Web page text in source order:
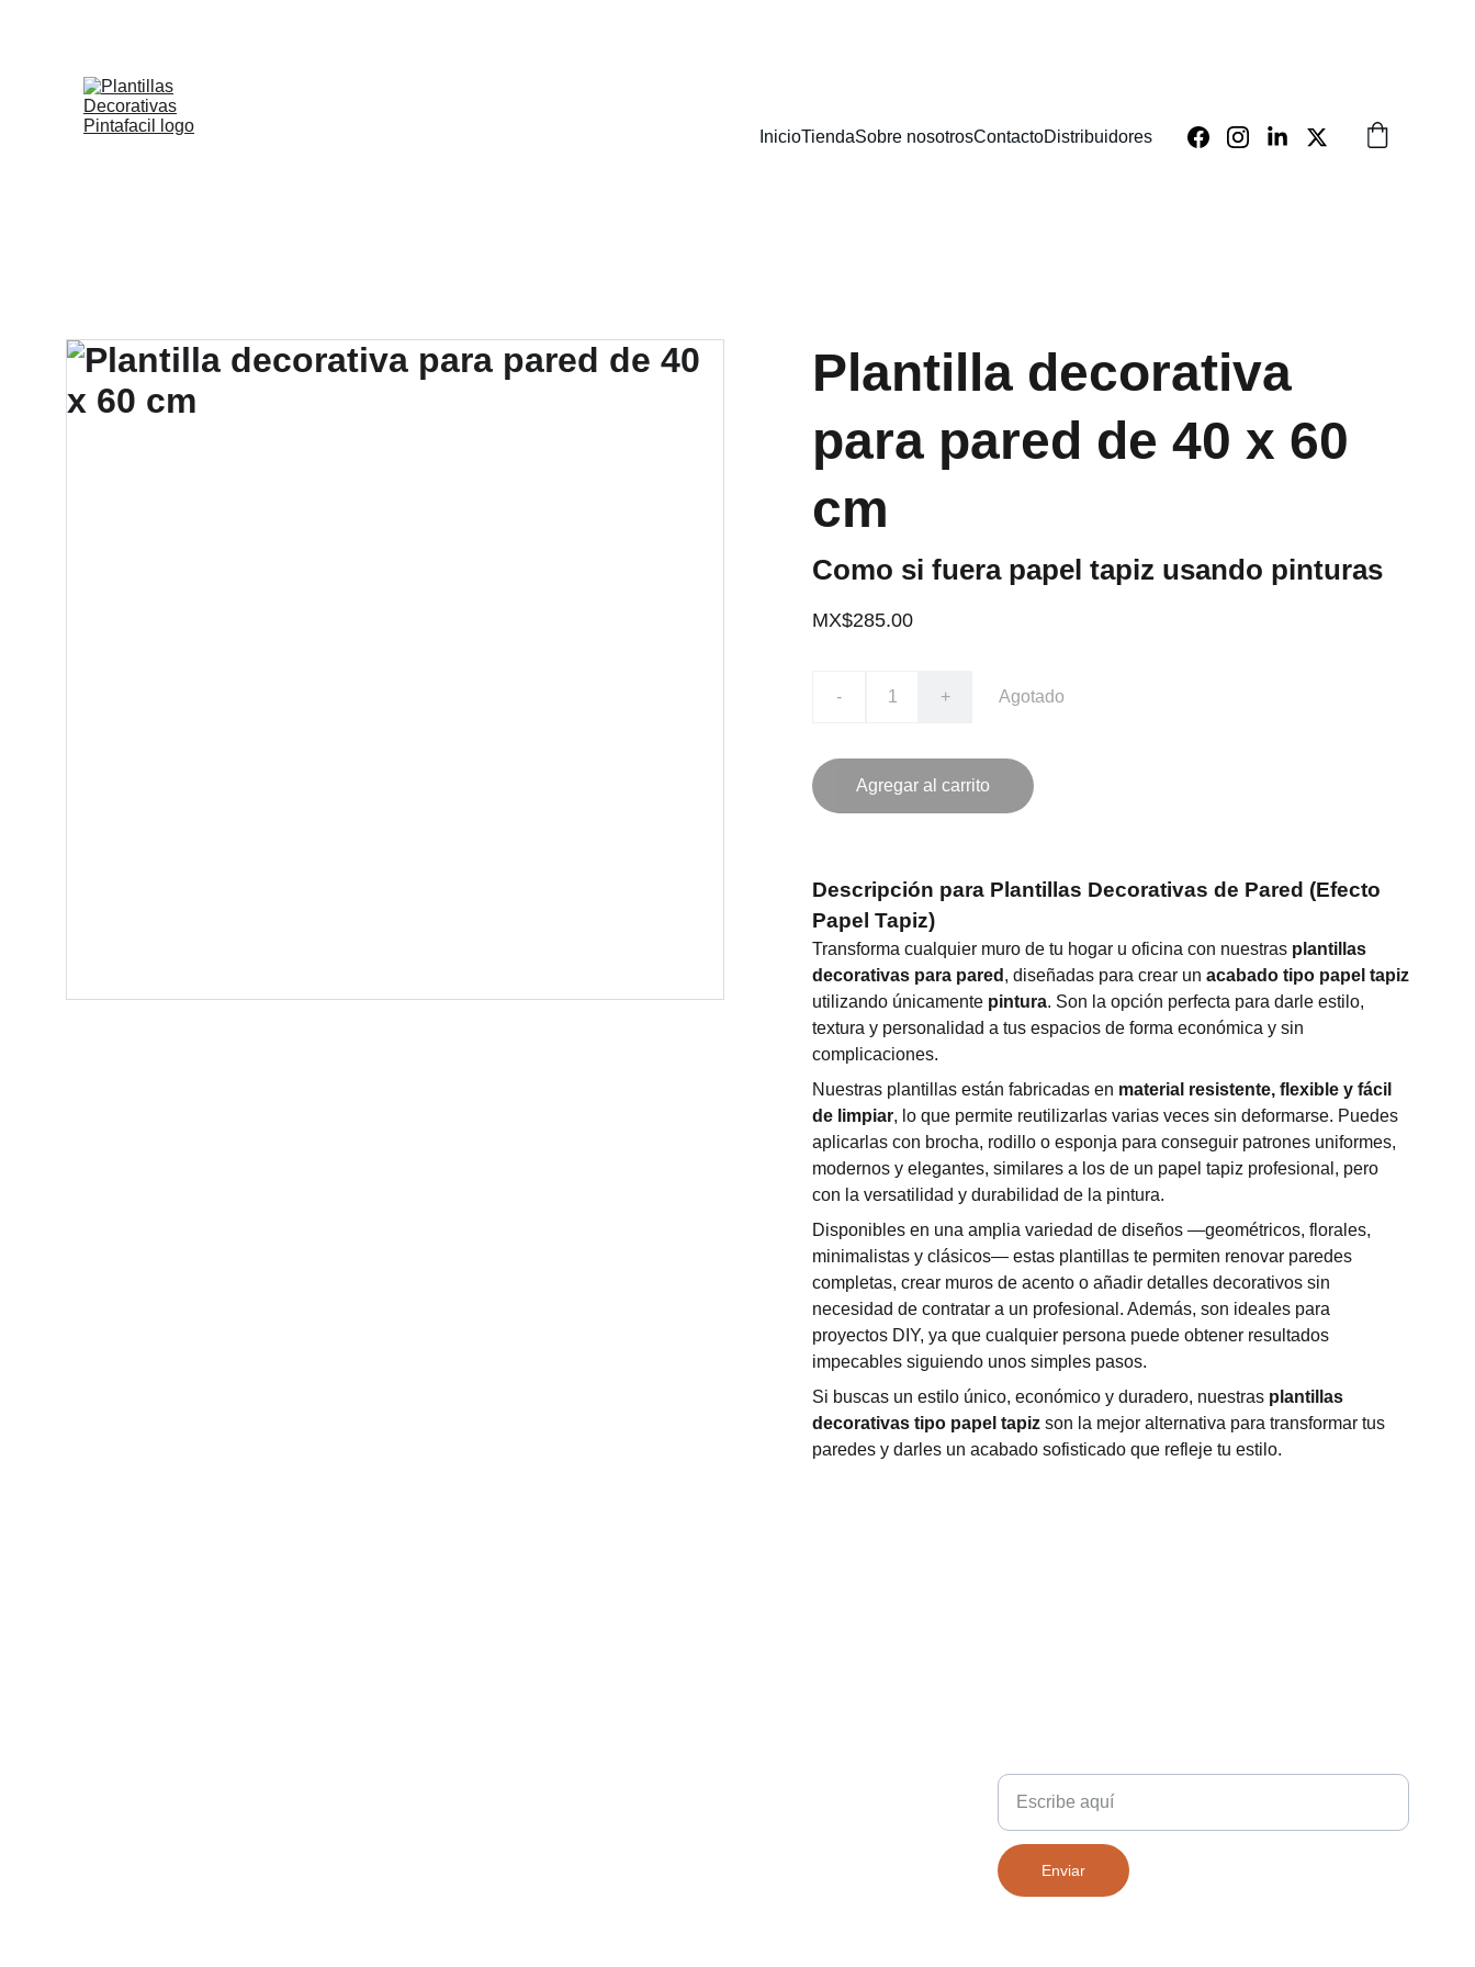
InicioTiendaSobre nosotrosContactoDistribuidores
Plantilla decorativa
para pared de 40 x 60
cm
Como si fuera papel tapiz usando pinturas
MX$285.00
- + Agotado
Agregar al carrito
Descripción para Plantillas Decorativas de Pared (Efecto
Papel Tapiz)
Transforma cualquier muro de tu hogar u oficina con nuestras plantillas
decorativas para pared , diseñadas para crear un acabado tipo papel tapiz
utilizando únicamente pintura. Son la opción perfecta para darle estilo,
textura y personalidad a tus espacios de forma económica y sin
complicaciones.
Nuestras plantillas están fabricadas en material resistente, flexible y fácil
de limpiar, lo que permite reutilizarlas varias veces sin deformarse. Puedes
aplicarlas con brocha, rodillo o esponja para conseguir patrones uniformes,
modernos y elegantes, similares a los de un papel tapiz profesional, pero
con la versatilidad y durabilidad de la pintura.
Disponibles en una amplia variedad de diseños —geométricos, florales,
minimalistas y clásicos— estas plantillas te permiten renovar paredes
completas, crear muros de acento o añadir detalles decorativos sin
necesidad de contratar a un profesional. Además, son ideales para
proyectos DIY, ya que cualquier persona puede obtener resultados
impecables siguiendo unos simples pasos.
Si buscas un estilo único, económico y duradero, nuestras plantillas
decorativas tipo papel tapiz son la mejor alternativa para transformar tus
paredes y darles un acabado sofisticado que refleje tu estilo.
Enviar